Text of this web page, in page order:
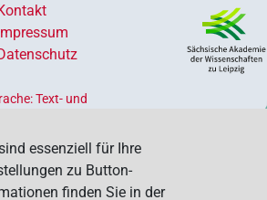
Text- und
essenziell für Ihre
zu Button-
finden Sie in der